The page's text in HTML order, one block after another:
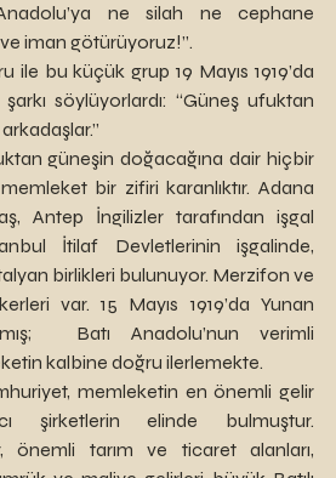
ne silah ne cephane
iman götürüyoruz!”.
şarkı söylüyorlardı: “Güneş ufuktan
bir zifiri karanlıktır. Adana
Antep İngilizler tarafından işgal
İtilaf Devletlerinin işgalinde,
birlikleri bulunuyor. Merzifon ve
var. 15 Mayıs 1919’da Yunan
verimli
kalbine doğru ilerlemekte.
şirketlerin elinde bulmuştur.
önemli tarım ve ticaret alanları,